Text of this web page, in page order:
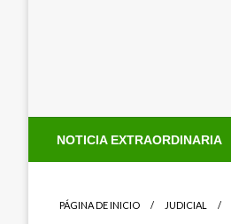
NOTICIA EXTRAORDINARIA
PÁGINA DE INICIO JUDICIAL